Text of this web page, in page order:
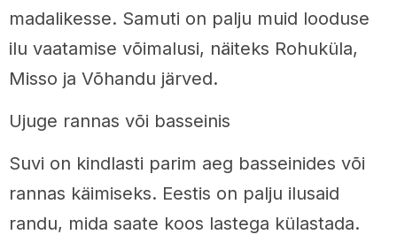
madalikesse. Samuti on palju muid looduse
ilu vaatamise võimalusi, näiteks Rohuküla,
Misso ja Võhandu järved.
Ujuge rannas või basseinis
Suvi on kindlasti parim aeg basseinides või
rannas käimiseks. Eestis on palju ilusaid
randu, mida saate koos lastega külastada.